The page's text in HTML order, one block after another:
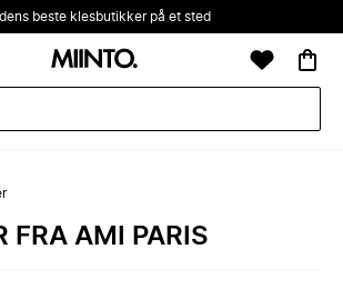
beste klesbutikker på et sted
FRA AMI PARIS